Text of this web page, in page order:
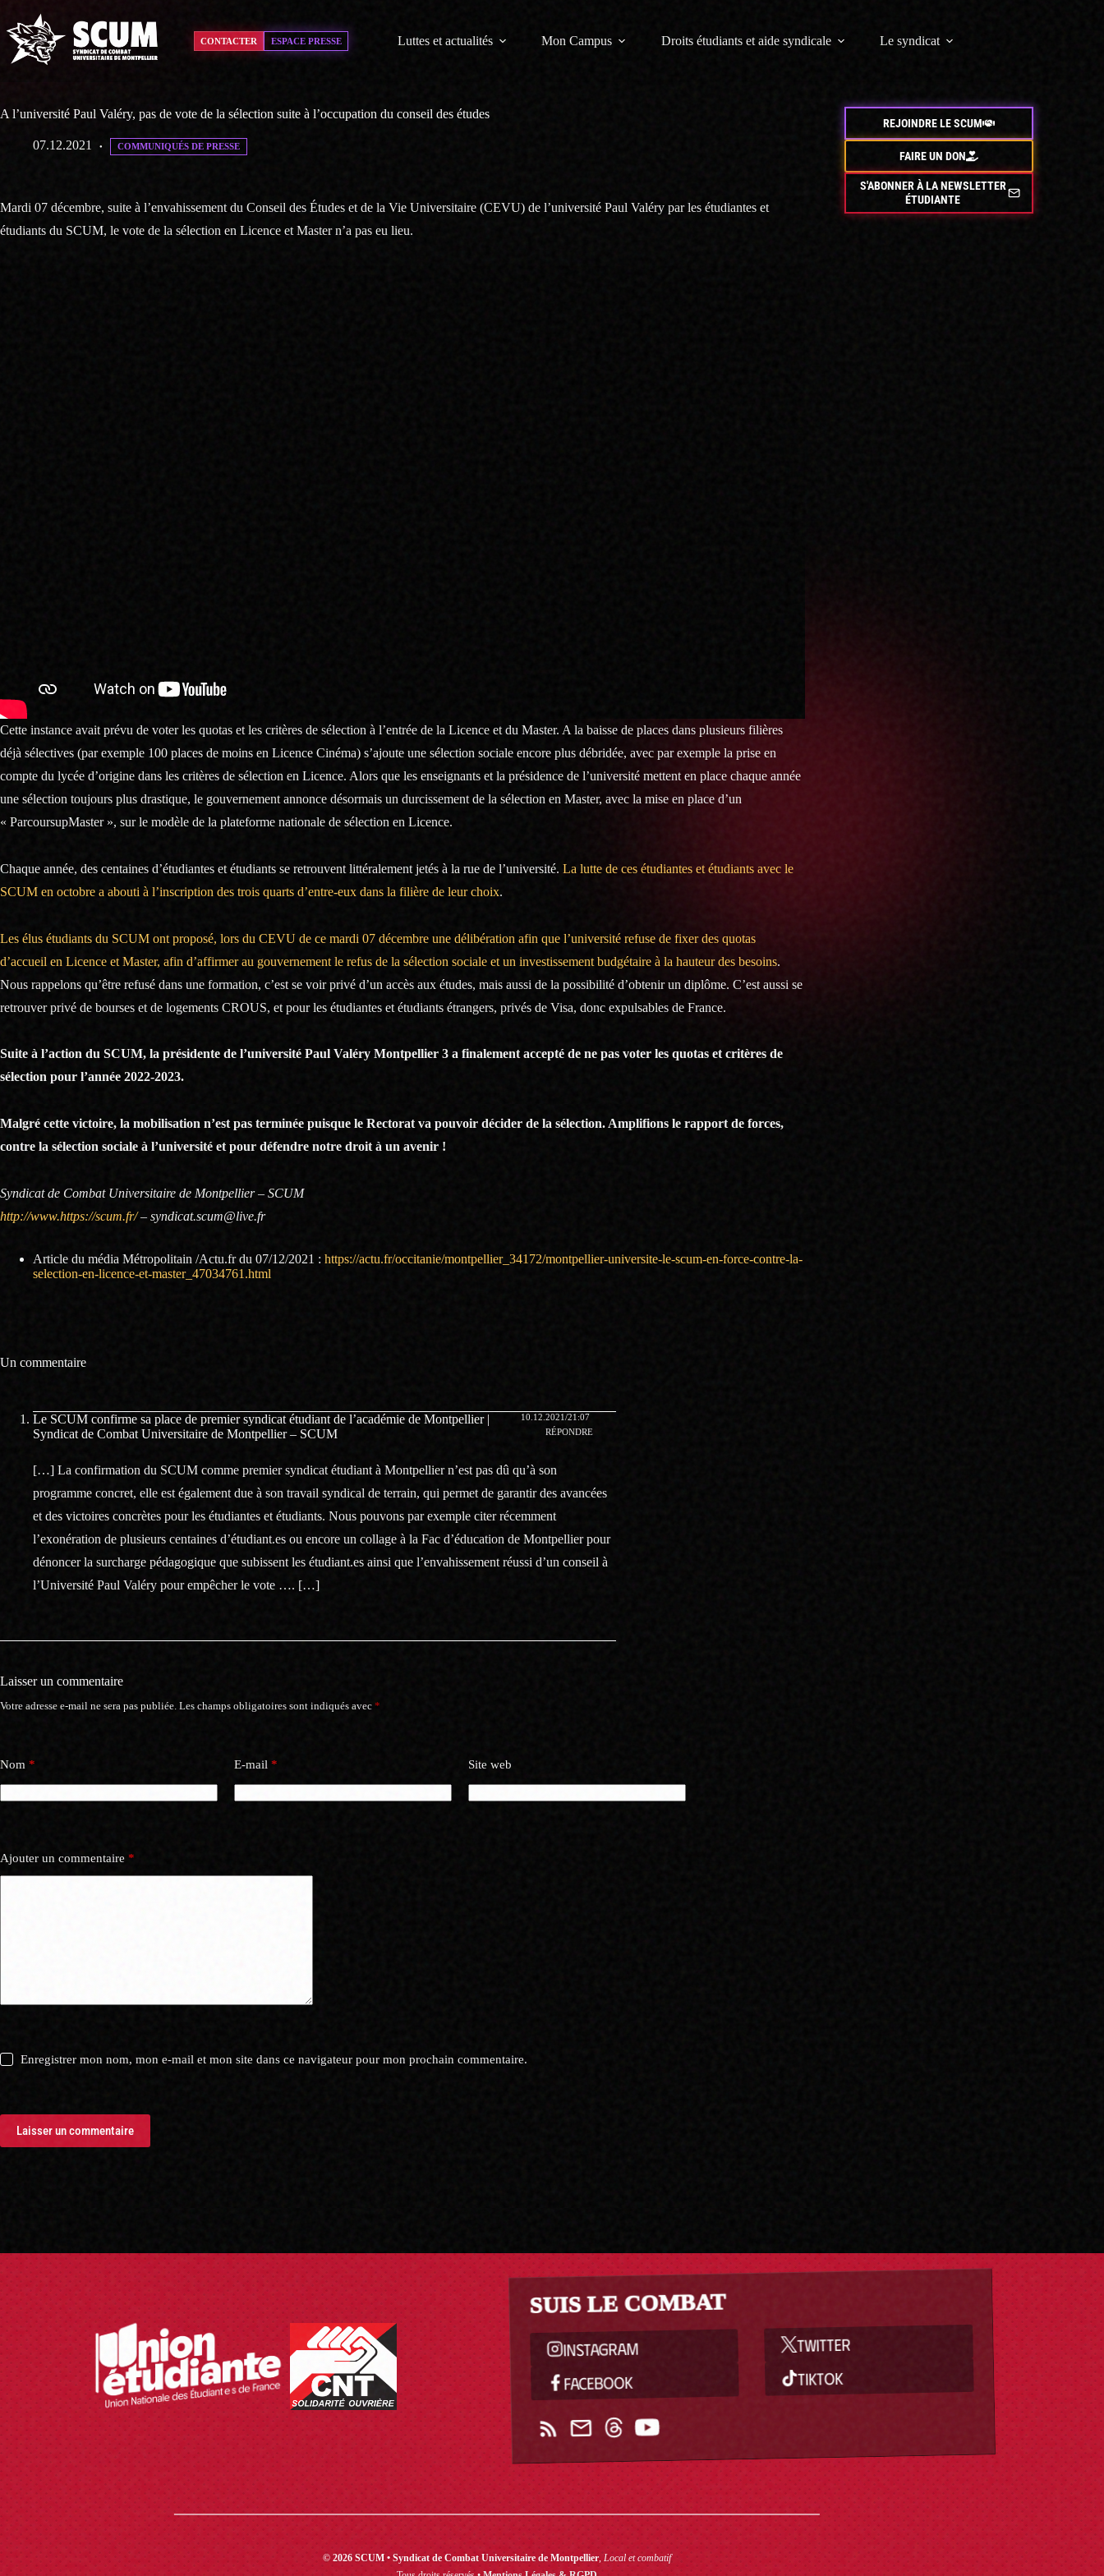
contenu
CONTACTER ESPACE PRESSE Luttes et actualités Mon Campus Droits étudiants et aide syndicale Le syndicat
A l’université Paul Valéry, pas de vote de la sélection suite à l’occupation du conseil des études
07.12.2021 COMMUNIQUÉS DE PRESSE
Mardi 07 décembre, suite à l’envahissement du Conseil des Études et de la Vie Universitaire (CEVU) de l’université Paul Valéry par les étudiantes et
étudiants du SCUM, le vote de la sélection en Licence et Master n’a pas eu lieu.
Cette instance avait prévu de voter les quotas et les critères de sélection à l’entrée de la Licence et du Master. A la baisse de places dans plusieurs filières
déjà sélectives (par exemple 100 places de moins en Licence Cinéma) s’ajoute une sélection sociale encore plus débridée, avec par exemple la prise en
compte du lycée d’origine dans les critères de sélection en Licence. Alors que les enseignants et la présidence de l’université mettent en place chaque année
une sélection toujours plus drastique, le gouvernement annonce désormais un durcissement de la sélection en Master, avec la mise en place d’un
« ParcoursupMaster », sur le modèle de la plateforme nationale de sélection en Licence.
Chaque année, des centaines d’étudiantes et étudiants se retrouvent littéralement jetés à la rue de l’université. La lutte de ces étudiantes et étudiants avec le
SCUM en octobre a abouti à l’inscription des trois quarts d’entre-eux dans la filière de leur choix.
Les élus étudiants du SCUM ont proposé, lors du CEVU de ce mardi 07 décembre une délibération afin que l’université refuse de fixer des quotas
d’accueil en Licence et Master, afin d’affirmer au gouvernement le refus de la sélection sociale et un investissement budgétaire à la hauteur des besoins.
Nous rappelons qu’être refusé dans une formation, c’est se voir privé d’un accès aux études, mais aussi de la possibilité d’obtenir un diplôme. C’est aussi se
retrouver privé de bourses et de logements CROUS, et pour les étudiantes et étudiants étrangers, privés de Visa, donc expulsables de France.
Suite à l’action du SCUM, la présidente de l’université Paul Valéry Montpellier 3 a finalement accepté de ne pas voter les quotas et critères de
sélection pour l’année 2022-2023.
Malgré cette victoire, la mobilisation n’est pas terminée puisque le Rectorat va pouvoir décider de la sélection. Amplifions le rapport de forces,
contre la sélection sociale à l’université et pour défendre notre droit à un avenir !
Syndicat de Combat Universitaire de Montpellier – SCUM
http://www.https://scum.fr/– syndicat.scum@live.fr
Article du média Métropolitain /Actu.fr du 07/12/2021 : https://actu.fr/occitanie/montpellier_34172/montpellier-universite-le-scum-en-force-contre-la-
selection-en-licence-et-master_47034761.html
REJOINDRE LE SCUM
FAIRE UN DON
S'ABONNER À LA NEWSLETTER
ÉTUDIANTE
Un commentaire
Le SCUM confirme sa place de premier syndicat étudiant de l’académie de Montpellier |
Syndicat de Combat Universitaire de Montpellier – SCUM
10.12.2021/21:07
RÉPONDRE
[…] La confirmation du SCUM comme premier syndicat étudiant à Montpellier n’est pas dû qu’à son
programme concret, elle est également due à son travail syndical de terrain, qui permet de garantir des avancées
et des victoires concrètes pour les étudiantes et étudiants. Nous pouvons par exemple citer récemment
l’exonération de plusieurs centaines d’étudiant.es ou encore un collage à la Fac d’éducation de Montpellier pour
dénoncer la surcharge pédagogique que subissent les étudiant.es ainsi que l’envahissement réussi d’un conseil à
l’Université Paul Valéry pour empêcher le vote …. […]
Laisser un commentaire
Votre adresse e-mail ne sera pas publiée. Les champs obligatoires sont indiqués avec *
Nom * E-mail * Site web
Ajouter un commentaire *
Enregistrer mon nom, mon e-mail et mon site dans ce navigateur pour mon prochain commentaire.
Laisser un commentaire
SUIS LE COMBAT
INSTAGRAM
FACEBOOK
TWITTER
TIKTOK
© 2026 SCUM • Syndicat de Combat Universitaire de Montpellier,Local et combatif